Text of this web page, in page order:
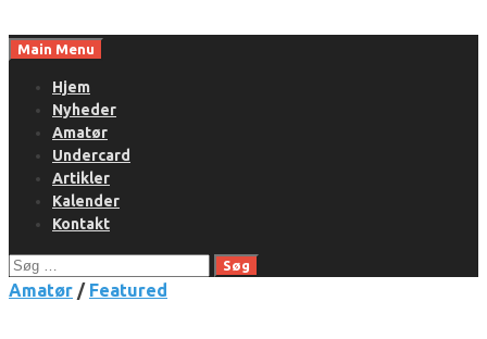
toMain Menu
Hjem
Nyheder
Amatør
Undercard
Artikler
Kalender
Kontakt
Søg
efter:
Amatør / Featured